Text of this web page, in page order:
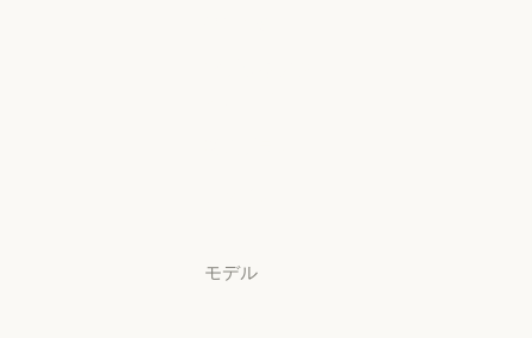
モデル